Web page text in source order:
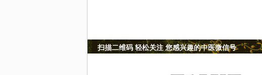
扫描二维码 轻松关注 您感兴趣的中医微信号